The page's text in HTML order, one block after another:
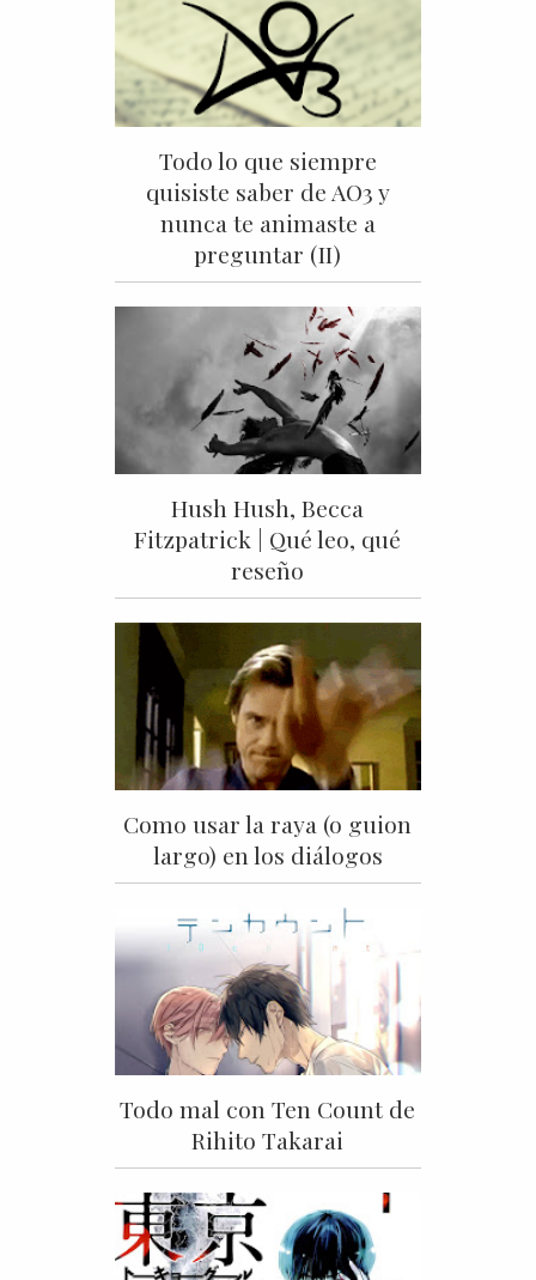
Todo lo que siempre
quisiste saber de AO3 y
nunca te animaste a
preguntar (II)
Hush Hush, Becca
Fitzpatrick | Qué leo, qué
reseño
Como usar la raya (o guion
largo) en los diálogos
Todo mal con Ten Count de
Rihito Takarai